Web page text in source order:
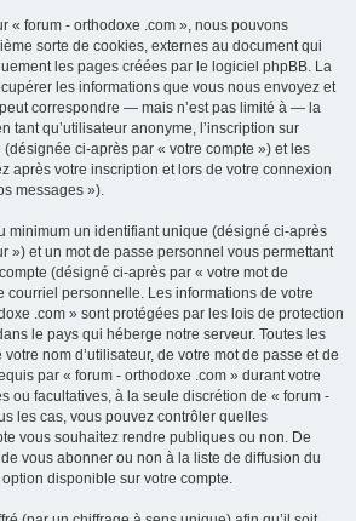
« forum - orthodoxe .com », nous pouvons
sorte de cookies, externes au document qui
les pages créées par le logiciel phpBB. La
les informations que vous nous envoyez et
correspondre — mais n’est pas limité à — la
tant qu’utilisateur anonyme, l’inscription sur
ci-après par « votre compte ») et les
après votre inscription et lors de votre connexion
messages »).
minimum un identifiant unique (désigné ci-après
») et un mot de passe personnel vous permettant
(désigné ci-après par « votre mot de
courriel personnelle. Les informations de votre
.com » sont protégées par les lois de protection
le pays qui héberge notre serveur. Toutes les
nom d’utilisateur, de votre mot de passe et de
par « forum - orthodoxe .com » durant votre
ou facultatives, à la seule discrétion de « forum -
les cas, vous pouvez contrôler quelles
vous souhaitez rendre publiques ou non. De
vous abonner ou non à la liste de diffusion du
disponible sur votre compte.